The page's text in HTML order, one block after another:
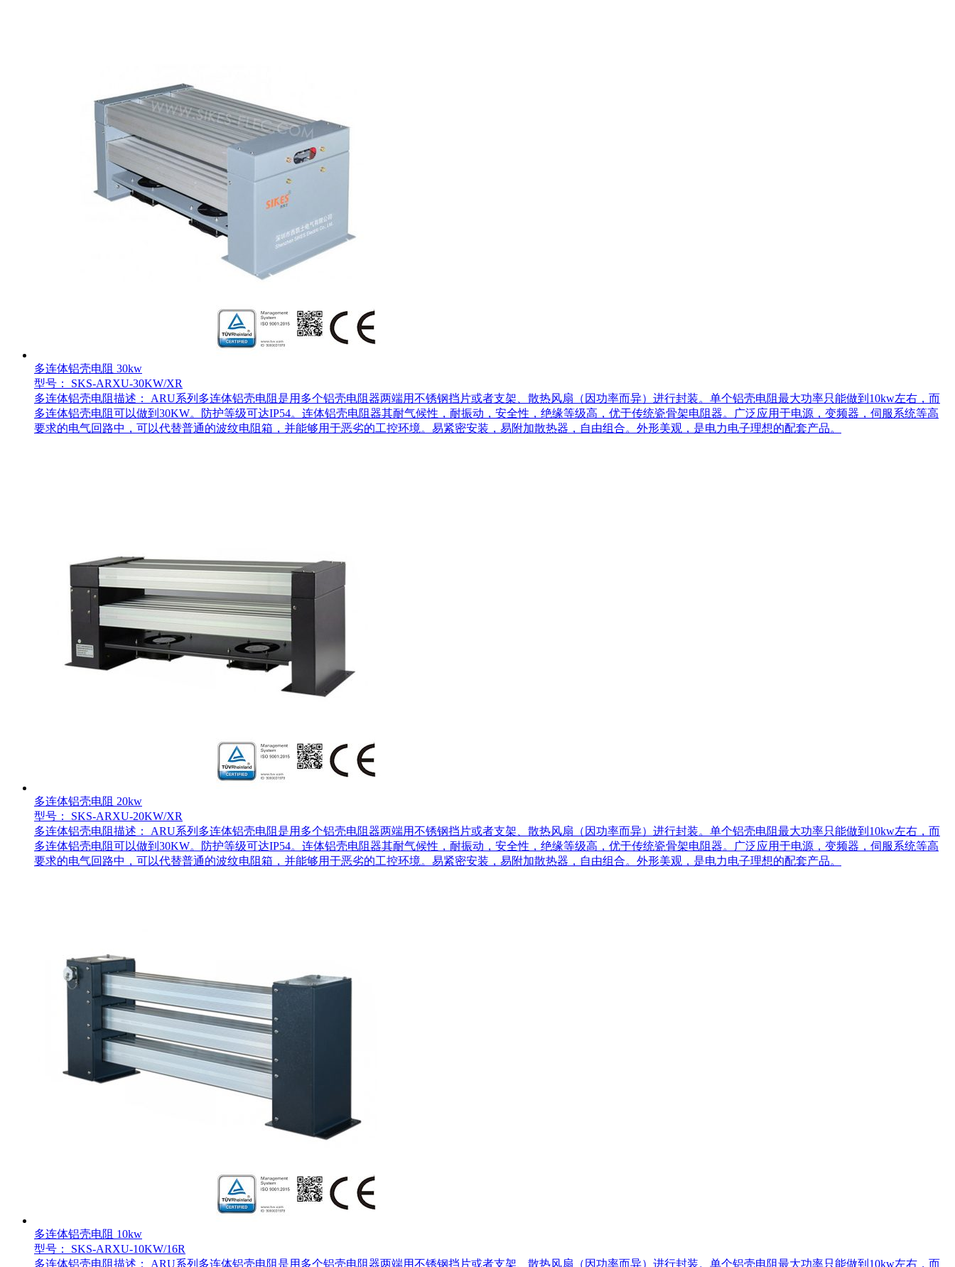
多连体铝壳电阻 30kw
型号： SKS-ARXU-30KW/XR
多连体铝壳电阻描述： ARU系列多连体铝壳电阻是用多个铝壳电阻器两端用不锈钢挡片或者支架、散热风扇（因功率而异）进行封装。单个铝壳电阻最大功率只能做到10kw左右，而
多连体铝壳电阻可以做到30KW。防护等级可达IP54。连体铝壳电阻器其耐气候性，耐振动，安全性，绝缘等级高，优于传统瓷骨架电阻器。广泛应用于电源，变频器，伺服系统等高
要求的电气回路中，可以代替普通的波纹电阻箱，并能够用于恶劣的工控环境。易紧密安装，易附加散热器，自由组合。外形美观，是电力电子理想的配套产品。
多连体铝壳电阻 20kw
型号： SKS-ARXU-20KW/XR
多连体铝壳电阻描述： ARU系列多连体铝壳电阻是用多个铝壳电阻器两端用不锈钢挡片或者支架、散热风扇（因功率而异）进行封装。单个铝壳电阻最大功率只能做到10kw左右，而
多连体铝壳电阻可以做到30KW。防护等级可达IP54。连体铝壳电阻器其耐气候性，耐振动，安全性，绝缘等级高，优于传统瓷骨架电阻器。广泛应用于电源，变频器，伺服系统等高
要求的电气回路中，可以代替普通的波纹电阻箱，并能够用于恶劣的工控环境。易紧密安装，易附加散热器，自由组合。外形美观，是电力电子理想的配套产品。
多连体铝壳电阻 10kw
型号： SKS-ARXU-10KW/16R
多连体铝壳电阻描述： ARU系列多连体铝壳电阻是用多个铝壳电阻器两端用不锈钢挡片或者支架、散热风扇（因功率而异）进行封装。单个铝壳电阻最大功率只能做到10kw左右，而